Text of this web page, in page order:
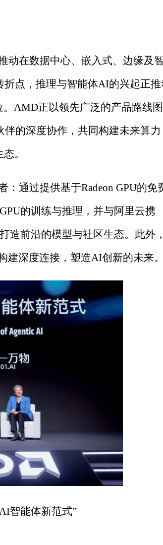
动在数据中心、嵌入式、边缘及
点，推理与智能体AI的兴起正
AMD正以领先广泛的产品路线
的深度协作，共同构建未来算
。
通过提供基于Radeon GPU的免
的训练与推理，并与阿里云携
造前沿的模型与社区生态。此外
建深度连接，塑造AI创新的未来
智能体新范式”